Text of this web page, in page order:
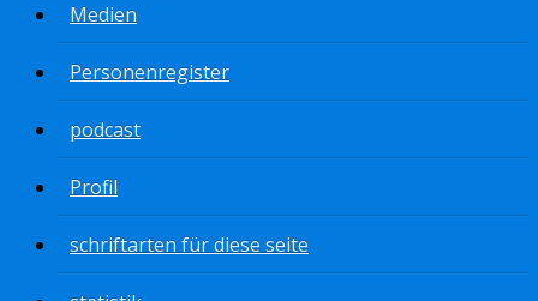
Medien
Personenregister
podcast
Profil
schriftarten für diese seite